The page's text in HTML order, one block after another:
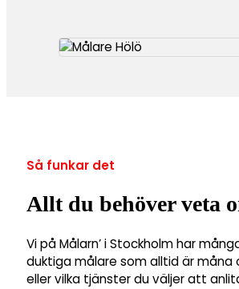
Så funkar det
Allt du behöver veta
Vi på Målarn’ i Stockholm har
duktiga målare som alltid är
eller vilka tjänster du väljer att